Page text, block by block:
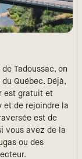
Tadoussac, on
Québec. Déjà,
est gratuit et
et de rejoindre la
est de
vous avez de la
ou des